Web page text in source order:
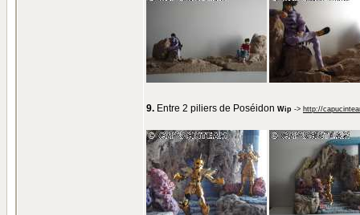
9. Entre 2 piliers de Poséidon Wip -> http://